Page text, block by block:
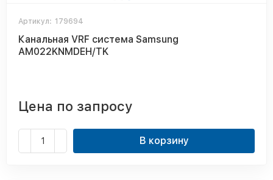
Артикул: 179694
Канальная VRF система Samsung
AM022KNMDEH/TK
Цена по запросу
В корзину